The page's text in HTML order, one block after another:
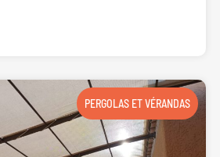
PERGOLAS ET VÉRANDAS